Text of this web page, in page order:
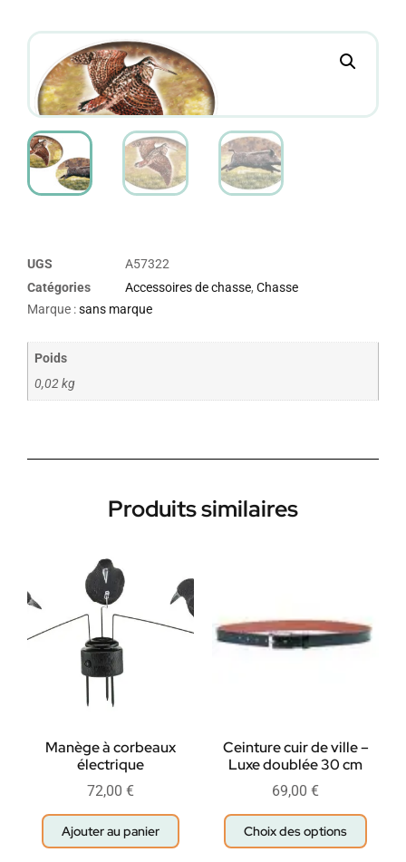
UGS
A57322
Catégories
Accessoires de chasse, Chasse
Marque :sans marque
Poids
0,02 kg
Produits similaires
Manège à corbeaux
électrique
72,00 €
Ajouter au panier
Ceinture cuir de ville –
Luxe doublée 30 cm
69,00 €
Choix des options